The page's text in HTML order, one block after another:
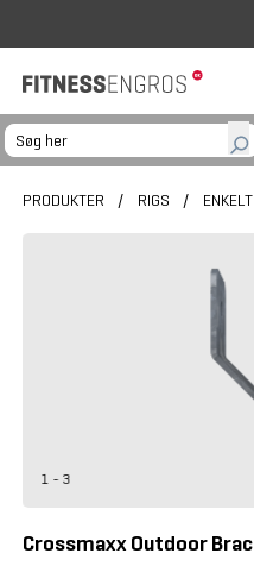
PRODUKTER / RIGS /
1 - 3
Crossmaxx Outdoor